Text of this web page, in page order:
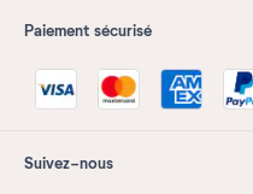
Paiement sécurisé
Suivez-nous